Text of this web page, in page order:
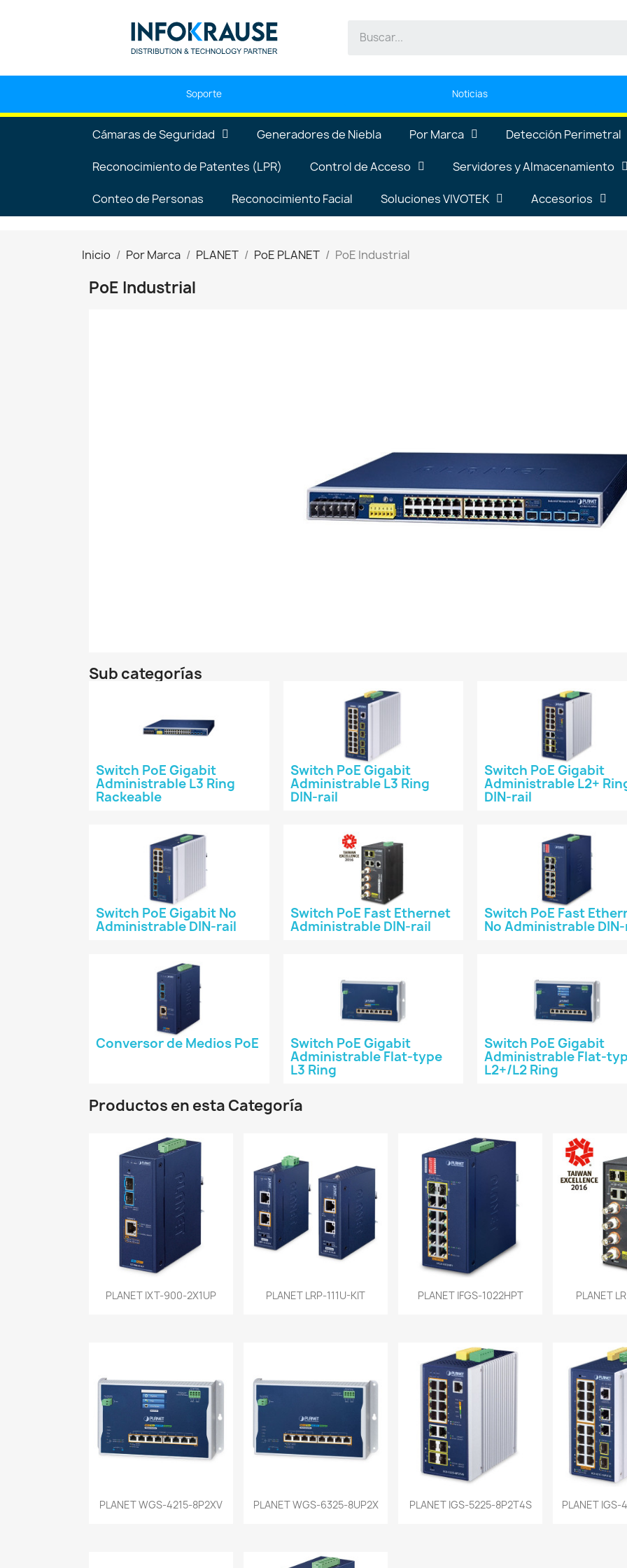
Soporte Noticias
Cámaras de Seguridad Generadores de Niebla Por Marca Detección Perimetral
Reconocimiento de Patentes (LPR) Control de Acceso Servidores y Almacenamiento
Conteo de Personas Reconocimiento Facial Soluciones VIVOTEK Accesorios
Inicio Por Marca PLANET PoE PLANET PoE Industrial
PoE Industrial
Sub categorías
Switch PoE Gigabit
Administrable L3 Ring
Rackeable
Switch PoE Gigabit
Administrable L3 Ring
DIN-rail
Switch PoE Gigabit
Administrable L2+
DIN-rail
Switch PoE Gigabit No
Administrable DIN-rail
Switch PoE Fast Ethernet
Administrable DIN-rail
Switch PoE Fast
No Administrable
Conversor de Medios PoE Switch PoE Gigabit
Administrable Flat-type
L3 Ring
Switch PoE Gigabit
Administrable Flat-
L2+/L2 Ring
Productos en esta Categoría
Vista rápida
PLANET IXT-900-2X1UP Vista rápida
PLANET LRP-111U-KIT Vista rápida
PLANET IFGS-1022HPT 
PLANET
Vista rápida
PLANET WGS-4215-8P2XV Vista rápida
PLANET WGS-6325-8UP2X Vista rápida
PLANET IGS-5225-8P2T4S 
PLANET IGS-